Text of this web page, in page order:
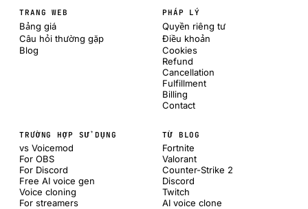
TRANG WEB
Bảng giá
Câu hỏi thường gặp
Blog
PHÁP LÝ
Quyền riêng tư
Điều khoản
Cookies
Refund
Cancellation
Fulfillment
Billing
Contact
TRƯỜNG HỢP SỬ DỤNG
vs Voicemod
For OBS
For Discord
Free AI voice gen
Voice cloning
For streamers
TỪ BLOG
Fortnite
Valorant
Counter-Strike 2
Discord
Twitch
AI voice clone